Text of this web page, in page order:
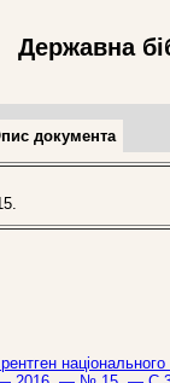
Державна
документа